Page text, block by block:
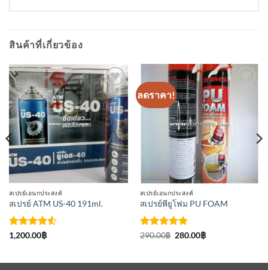
สินค้าที่เกี่ยวข้อง
เพิ่มเข้า
ใน
รายการ
ติดตาม
สเปรย์เอนกประสงค์
สเปรย์ ATM US-40 191ml.
ให้คะแนน
คะแนน
1,200.00฿
ลดราคา!
เพิ่มเข้า
รายการ
ติดตาม
สเปรย์เอนกประสงค์
สเปรย์พียูโฟม PU FOAM
ให้คะแนน
290.00฿ Original
280.00฿Current